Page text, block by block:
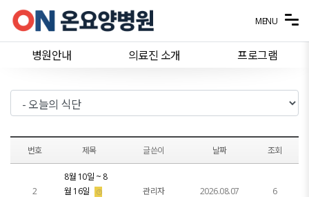
메뉴 건너뛰기
병원안내 의료진 소개 프로그램
MENU
번호 제목 글쓴이 날짜 조회
2
8월 10일 ~ 8
월 16일
관리자 2026.08.07 6